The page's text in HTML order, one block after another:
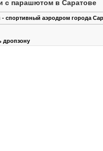
с парашютом в Саратове
- спортивный аэродром города
дропзону